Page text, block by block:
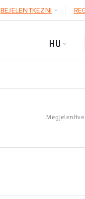
BEJELENTKEZNI
HU
Megjelenítve